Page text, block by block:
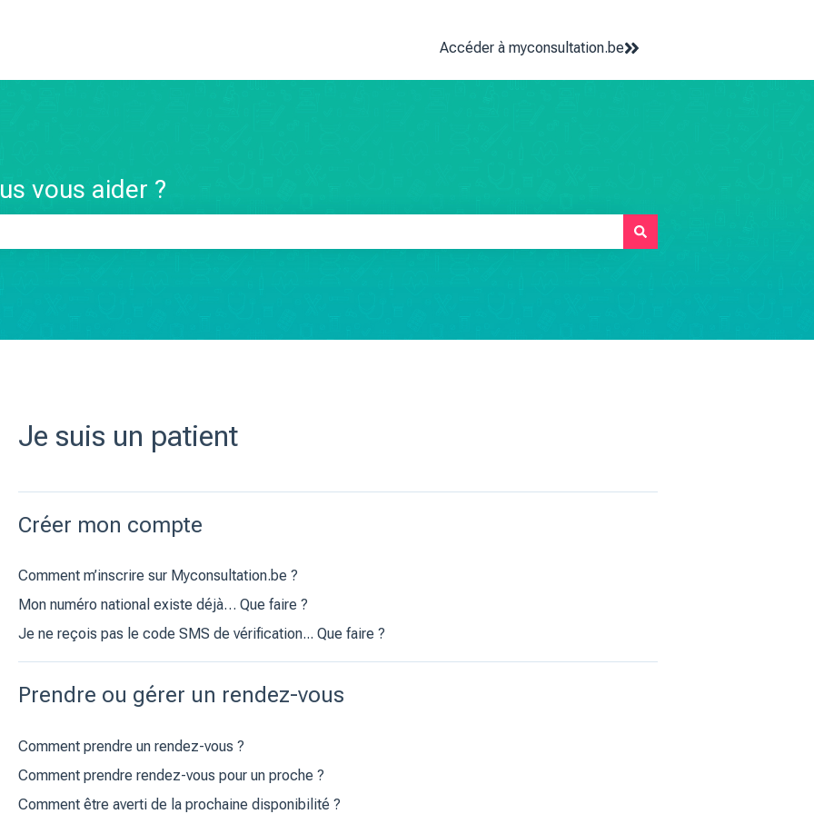
Accéder à myconsultation.be
vous aider ?
Je suis un patient
Créer mon compte
Comment m’inscrire sur Myconsultation.be ?
Mon numéro national existe déjà… Que faire ?
Je ne reçois pas le code SMS de vérification... Que faire ?
Prendre ou gérer un rendez-vous
Comment prendre un rendez-vous ?
Comment prendre rendez-vous pour un proche ?
Comment être averti de la prochaine disponibilité ?